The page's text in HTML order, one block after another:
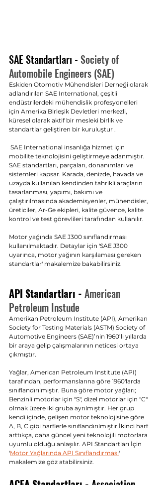
SAE Standartları - Society of
Automobile Engineers (SAE)
Eskiden Otomotiv Mühendisleri Derneği olarak
adlandırılan SAE International, çeşitli
endüstrilerdeki mühendislik profesyonelleri
için Amerika Birleşik Devletleri merkezli,
küresel olarak aktif bir mesleki birlik ve
standartlar geliştiren bir kuruluştur .
mobilite teknolojisini geliştirmeye adanmıştır.
SAE standartları, parçaları, donanımları ve
sistemleri kapsar. Karada, denizde, havada ve
uzayda kullanılan kendinden tahrikli araçların
tasarlanması, yapımı, bakımı ve
çalıştırılmasında akademisyenler, mühendisler,
üreticiler, Ar-Ge ekipleri, kalite güvence, kalite
kontrol ve test görevlileri tarafından kullanılır.
Motor yağında SAE J300 sınıflandırması
kullanılmaktadır. Detaylar için 'SAE J300
uyarınca, motor yağının karşılaması gereken
standartlar' makalemize bakabilirsiniz.
API Standartları - American
Petroleum Instude
Amerikan Petroleum Institute (API), Amerikan
Society for Testing Materials (ASTM) Society of
Automotive Engineers (SAE)’nin 1960’lı yıllarda
bir araya gelip çalışmalarının neticesi ortaya
çıkmıştır.
Yağlar, American Petroleum Institute (API)
tarafından, performanslarına göre 1960'larda
sınıflandırılmıştır. Buna göre motor yağları;
Benzinli motorlar için "S", dizel motorlar için "C"
olmak üzere iki gruba ayrılmıştır. Her grup
kendi içinde, gelişen motor teknolojisine göre
A, B, C gibi harflerle sınıflandırılmıştır.İkinci harf
arttıkça, daha güncel yeni teknolojili motorlara
uyumlu olduğu anlaşılır. API Standartları İçin
'Motor Yağlarında API Sınıflandırması'
makalemize göz atabilirsiniz.